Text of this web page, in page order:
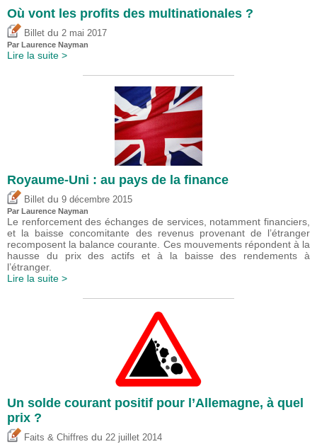
Où vont les profits des multinationales ?
Billet du 2 mai 2017
Par Laurence Nayman
Lire la suite >
Royaume-Uni : au pays de la finance
Billet du 9 décembre 2015
Par Laurence Nayman
Le renforcement des échanges de services, notamment financiers,
et la baisse concomitante des revenus provenant de l’étranger
recomposent la balance courante. Ces mouvements répondent à la
hausse du prix des actifs et à la baisse des rendements à
l’étranger.
Lire la suite >
Un solde courant positif pour l’Allemagne, à quel
prix ?
Faits & Chiffres du 22 juillet 2014